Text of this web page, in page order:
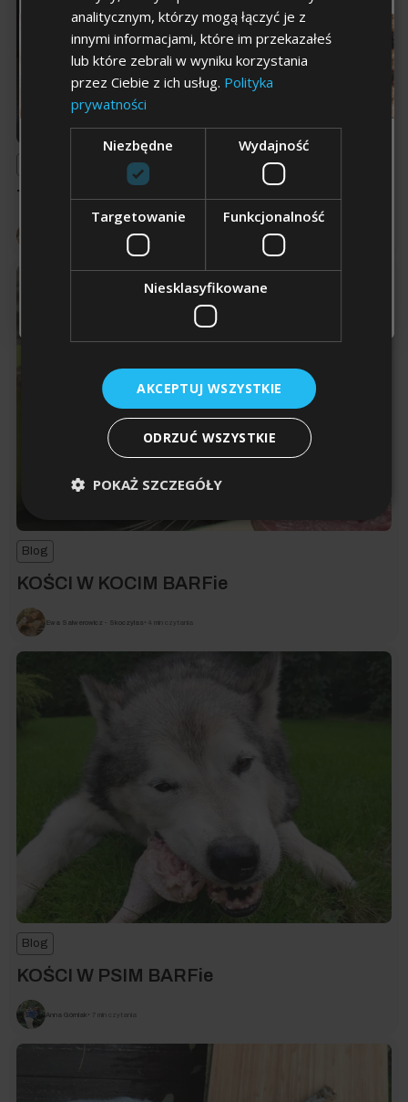
Tauryna w diecie psów i kotów
Ewa Salwerowicz - Skoczylas• 4 min czytania
Blog
KOŚCI W KOCIM BARFie
Ewa Salwerowicz - Skoczylas • 4 min czytania
Blog
KOŚCI W PSIM BARFie
Anna Górniak • 7 min czytania
Dla kogo chceszodbierać
Tell us about your pets
Pies Inne
Odbieram zniżkę
analitycznym, którzy mogą łączyć je z
innymi informacjami, które im przekazałeś
lub które zebrali w wyniku korzystania
przez Ciebie z ich usług. Polityka
prywatności
Niezbędne Wydajność
Targetowanie Funkcjonalność
Niesklasyfikowane
AKCEPTUJ WSZYSTKIE
ODRZUĆ WSZYSTKIE
POKAŻ SZCZEGÓŁY